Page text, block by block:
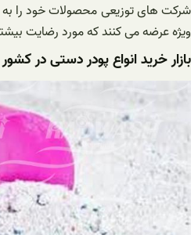
شرکت های توزیعی محصولات خود را
ویژه عرضه می کنند که مورد رضایت
بازار خرید انواع پودر دستی در کشور